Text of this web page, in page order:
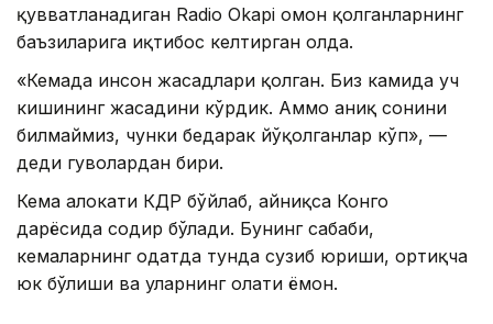
қувватланадиган Radio Okapi омон қолганларнинг
баъзиларига иқтибос келтирган ҳолда.
«Кемада инсон жасадлари қолган. Биз камида уч
кишининг жасадини кўрдик. Аммо аниқ сонини
билмаймиз, чунки бедарак йўқолганлар кўп», —
деди гувоҳлардан бири.
Кема ҳалокати КДР бўйлаб, айниқса Конго
дарёсида содир бўлади. Бунинг сабаби,
кемаларнинг одатда тунда сузиб юриши, ортиқча
юк бўлиши ва уларнинг ҳолати ёмон.